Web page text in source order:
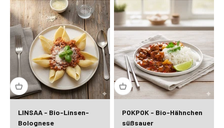
LINSAA - Bio-Linsen-
Bolognese
POKPOK - Bio-Hähnchen
süßsauer